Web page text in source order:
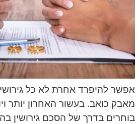
אפשר להיפרד אחרת לא כל
מאבק כואב. בעשור האחרון יותר
בוחרים בדרך של הסכם גירושין